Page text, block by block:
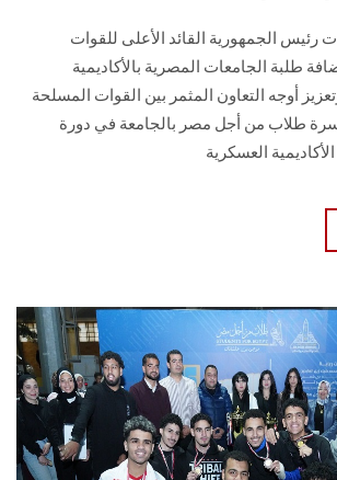
رئيس الجمهورية القائد الأعلى للقوات
طلبة الجامعات المصرية بالأكاديمية
أوجه التعاون المثمر بين القوات المسلحة
طلاب من أجل مصر بالجامعة في دورة
العسكرية